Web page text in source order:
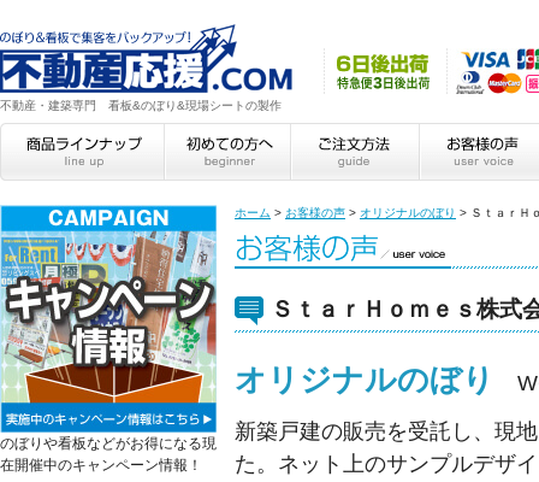
不動産・建築専門 看板&のぼり&現場シートの製作
ホーム > お客様の声 > オリジナルのぼり > ＳｔａｒＨ
ＳｔａｒＨｏｍｅｓ株式
オリジナルのぼり
新築戸建の販売を受託し、現
た。ネット上のサンプルデザ
のぼりや看板などがお得になる現
在開催中のキャンペーン情報！